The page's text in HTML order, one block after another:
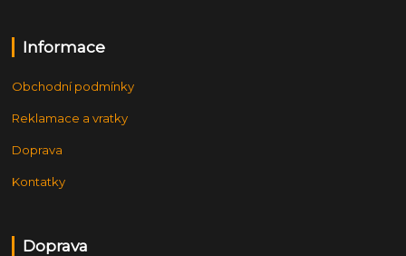
Informace
Obchodní podmínky
Reklamace a vratky
Doprava
Kontatky
Doprava